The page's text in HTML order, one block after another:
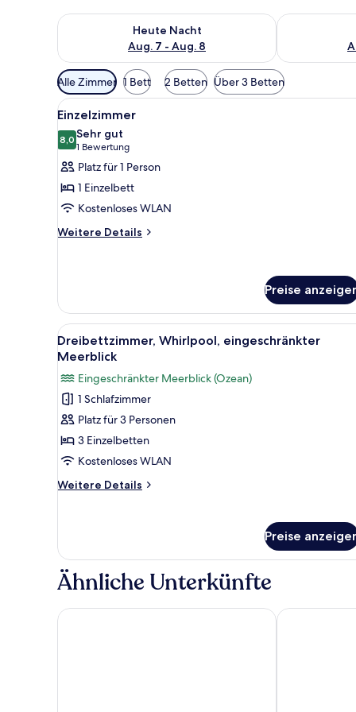
Heute Nacht
Aug. 7 - Aug. 8
Überprüfe die Verfügbarkeit für heute Nacht, Aug. 7
Überprüfe
Verfügbare
Filter
für
Zimmer
Alle Zimmer 1 Bett 2 Betten Über 3 Betten
Alle
Fotos
für
Einzelzimmer
anzeigen
Ein Hotelzimmer mit einem
6
Einzelzimmer
8,08,0 von 10
Sehr gut
1 Bewertung
(1
Bewertung)
Platz für 1 Person
1 Einzelbett
Kostenloses WLAN
Weitere Details
Weitere
Preise
Alle
Fotos
Dreibettzimmer,
Whirlpool,
eingeschränkter
Meerblick
anzeigen
Ein Hotelzimmer mit Bett,
6
Dreibettzimmer, Whirlpool, eingeschränkter
Meerblick
Eingeschränkter Meerblick (Ozean)
1 Schlafzimmer
Platz für 3 Personen
3 Einzelbetten
Kostenloses WLAN
Weitere Details
Weitere
eingeschränkter
Meerblick
Preise
Ähnliche Unterkünfte
Hotel Hispania Grupotel